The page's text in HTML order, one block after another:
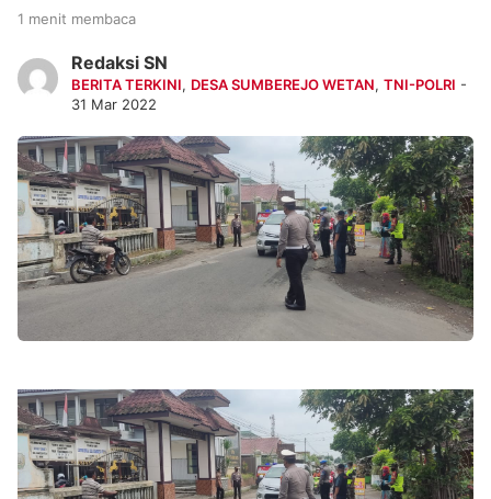
1 menit membaca
Redaksi SN
BERITA TERKINI, DESA SUMBEREJO WETAN,TNI-POLRI -
31 Mar 2022